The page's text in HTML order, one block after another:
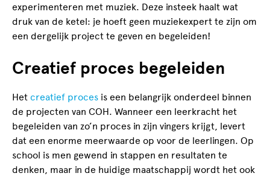
experimenteren met muziek. Deze insteek haalt wat
druk van de ketel: je hoeft geen muziekexpert te zijn om
een dergelijk project te geven en begeleiden!
Creatief proces begeleiden
Het creatief proces is een belangrijk onderdeel binnen
de projecten van COH. Wanneer een leerkracht het
begeleiden van zo’n proces in zijn vingers krijgt, levert
dat een enorme meerwaarde op voor de leerlingen. Op
school is men gewend in stappen en resultaten te
denken, maar in de huidige maatschappij wordt het ook